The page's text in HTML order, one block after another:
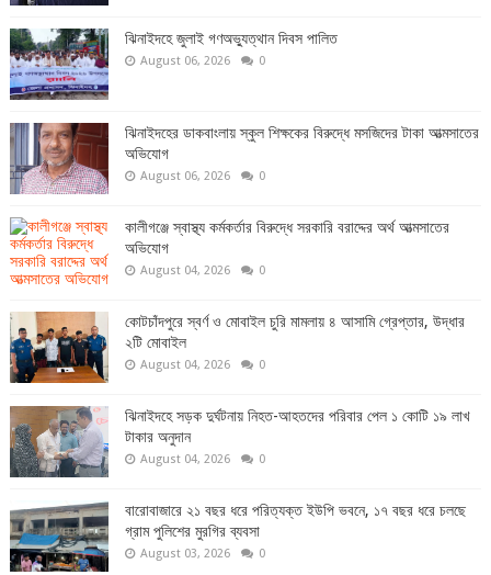
ঝিনাইদহে জুলাই গণঅভ্যুত্থান দিবস পালিত
August 06, 2026 0
ঝিনাইদহের ডাকবাংলায় স্কুল শিক্ষকের বিরুদ্ধে মসজিদের টাকা আত্মসাতের
অভিযোগ
August 06, 2026 0
কালীগঞ্জে স্বাস্থ্য কর্মকর্তার বিরুদ্ধে সরকারি বরাদ্দের অর্থ আত্মসাতের
অভিযোগ
August 04, 2026 0
কোটচাঁদপুরে স্বর্ণ ও মোবাইল চুরি মামলায় ৪ আসামি গ্রেপ্তার, উদ্ধার
২টি মোবাইল
August 04, 2026 0
ঝিনাইদহে সড়ক দুর্ঘটনায় নিহত-আহতদের পরিবার পেল ১ কোটি ১৯ লাখ
টাকার অনুদান
August 04, 2026 0
বারোবাজারে ২১ বছর ধরে পরিত্যক্ত ইউপি ভবনে, ১৭ বছর ধরে চলছে
গ্রাম পুলিশের মুরগির ব্যবসা
August 03, 2026 0